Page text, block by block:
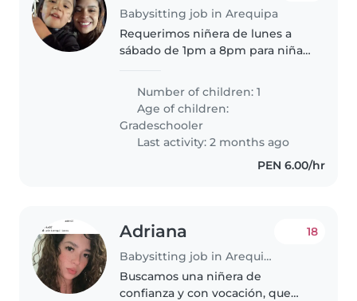
Babysitting job in Arequipa
Requerimos niñera de lunes a
sábado de 1pm a 8pm para niña
muy juguetona, diagnosticada
con TEA grado 1 Es un poco
inflexible por lo que necesita
adaptarse..
Number of children: 1
Age of children:
Gradeschooler
Last activity: 2 months ago
PEN 6.00/hr
Adriana
Babysitting job in Arequipa
18
Buscamos una niñera de
confianza y con vocación, que